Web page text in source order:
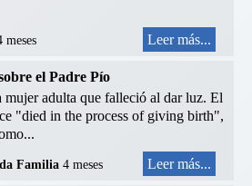
meses Leer más...
el Padre Pío
mujer adulta que falleció al dar luz. El
"died in the process of giving birth",
Familia 4 meses Leer más...